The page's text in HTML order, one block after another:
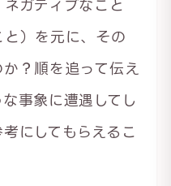
ガティブなこと
と）を元に、その
？順を追って伝え
事象に遭遇してし
にしてもらえるこ